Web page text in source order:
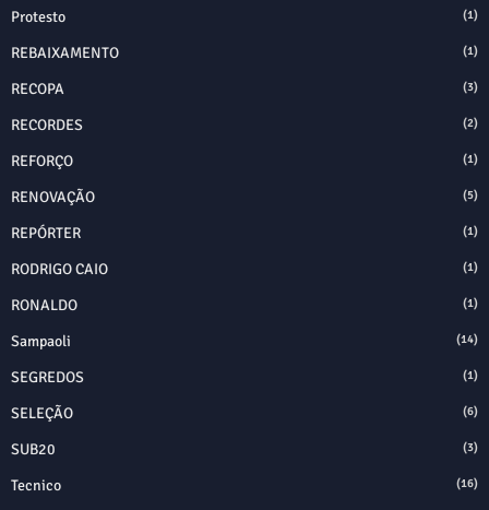
Protesto (1)
REBAIXAMENTO (1)
RECOPA (3)
RECORDES (2)
REFORÇO (1)
RENOVAÇÃO (5)
REPÓRTER (1)
RODRIGO CAIO (1)
RONALDO (1)
Sampaoli (14)
SEGREDOS (1)
SELEÇÃO (6)
SUB20 (3)
Tecnico (16)